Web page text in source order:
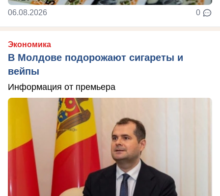
06.08.2026 0
Экономика
В Молдове подорожают сигареты и
вейпы
Информация от премьера